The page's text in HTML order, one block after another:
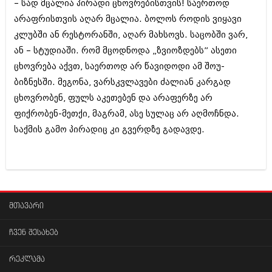
– სად მცალია პირადი ცხოვრებისთვის! საერთოდ
არაფრისთვის აღარ მცალია. ბოლოს როდის ვიყავი
კლუბში ან რესტორანში, აღარ მახსოვს. საცობში ვარ,
ან – სტუდიაში. რომ მცოდნოდა „ზვიოზდებს” ასეთი
ცხოვრება აქვთ, საერთოდ არ წავიდოდი ამ შოუ-
ბიზნესში. მეგონა, ვარსკვლავები ძალიან კარგად
ცხოვრობენ, ფულს აკეთებენ და არაფერზე არ
ფიქრობენ-მეთქი, მაგრამ, ასე სულაც არ აღმოჩნდა.
საქმის გამო პირადიც კი გვერდზე გადავდე.
მთავარი
ჩვენ შესახებ
რეკლამა